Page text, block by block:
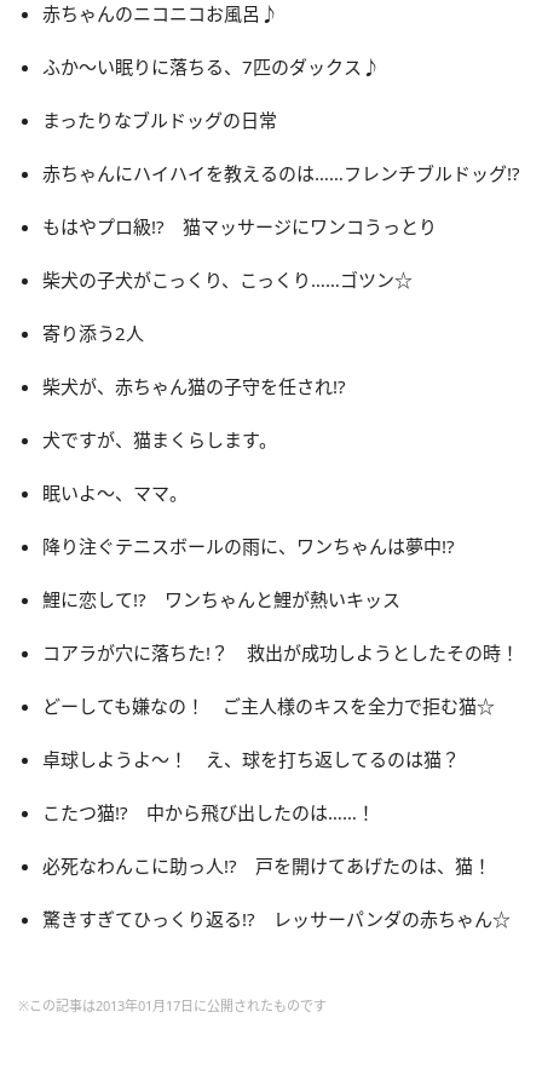
赤ちゃんのニコニコお風呂♪
ふか～い眠りに落ちる、7匹のダックス♪
まったりなブルドッグの日常
赤ちゃんにハイハイを教えるのは……フレンチブルドッグ!?
もはやプロ級!? 猫マッサージにワンコうっとり
柴犬の子犬がこっくり、こっくり……ゴツン☆
寄り添う2人
柴犬が、赤ちゃん猫の子守を任され!?
犬ですが、猫まくらします。
眠いよ～、ママ。
降り注ぐテニスボールの雨に、ワンちゃんは夢中!?
鯉に恋して!? ワンちゃんと鯉が熱いキッス
コアラが穴に落ちた!？ 救出が成功しようとしたその時！
どーしても嫌なの！ ご主人様のキスを全力で拒む猫☆
卓球しようよ～！ え、球を打ち返してるのは猫？
こたつ猫!? 中から飛び出したのは……！
必死なわんこに助っ人!? 戸を開けてあげたのは、猫！
驚きすぎてひっくり返る!? レッサーパンダの赤ちゃん☆
※この記事は2013年01月17日に公開されたものです